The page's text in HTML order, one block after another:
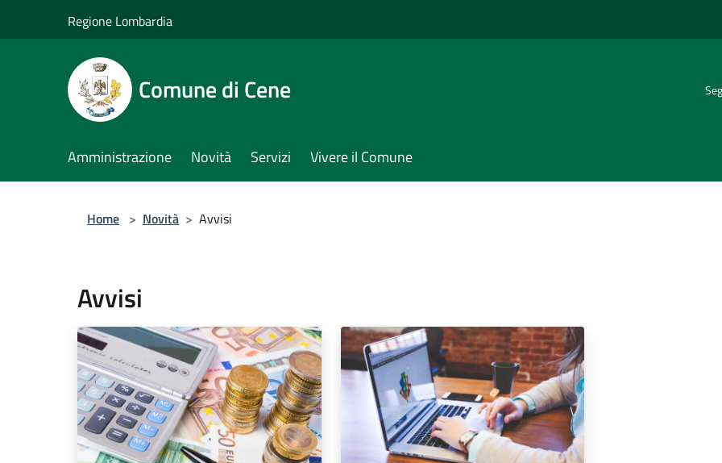
Regione Lombardia
Comune di Cene
Amministrazione Novità Servizi Vivere il Comune
Home > Novità > Avvisi
Avvisi